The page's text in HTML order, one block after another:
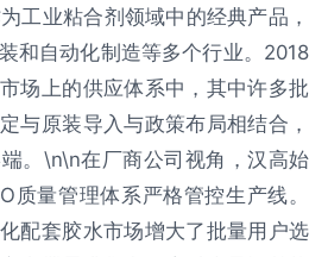
工业粘合剂领域中的经典产品，
和自动化制造等多个行业。2018
场上的供应体系中，其中许多批
与原装导入与政策布局相结合，
。\n\n在厂商公司视角，汉高始
质量管理体系严格管控生产线。
配套胶水市场增大了批量用户选